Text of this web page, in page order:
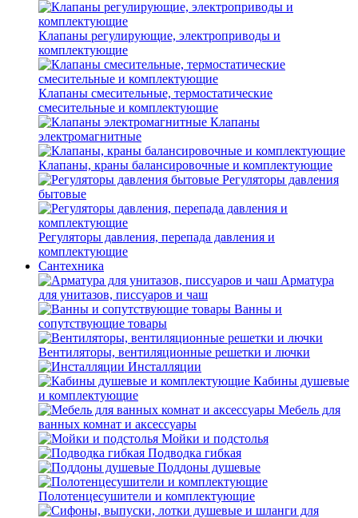
Клапаны регулирующие, электроприводы и
комплектующие
Клапаны смесительные, термостатические
смесительные и комплектующие
Клапаны
электромагнитные
Клапаны, краны балансировочные и комплектующие
Регуляторы давления
бытовые
Регуляторы давления, перепада давления и
комплектующие
Сантехника
Арматура
для унитазов, писсуаров и чаш
Ванны и
сопутствующие товары
Вентиляторы, вентиляционные решетки и лючки
Инсталляции
Кабины душевые
и комплектующие
Мебель для
ванных комнат и аксессуары
Мойки и подстолья
Подводка гибкая
Поддоны душевые
Полотенцесушители и комплектующие